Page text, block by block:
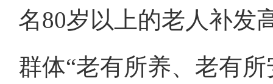
名80岁以上的老人补发
群体“老有所养、老有所